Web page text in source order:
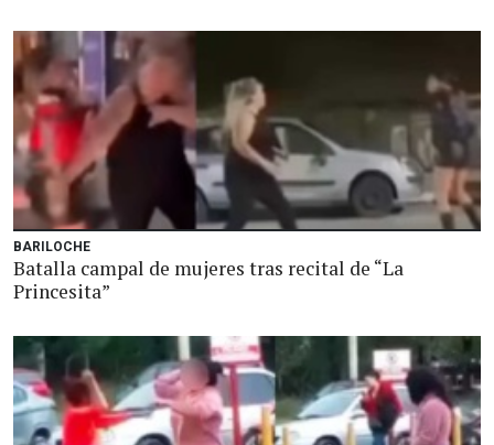
BARILOCHE
Batalla campal de mujeres tras recital de “La
Princesita”